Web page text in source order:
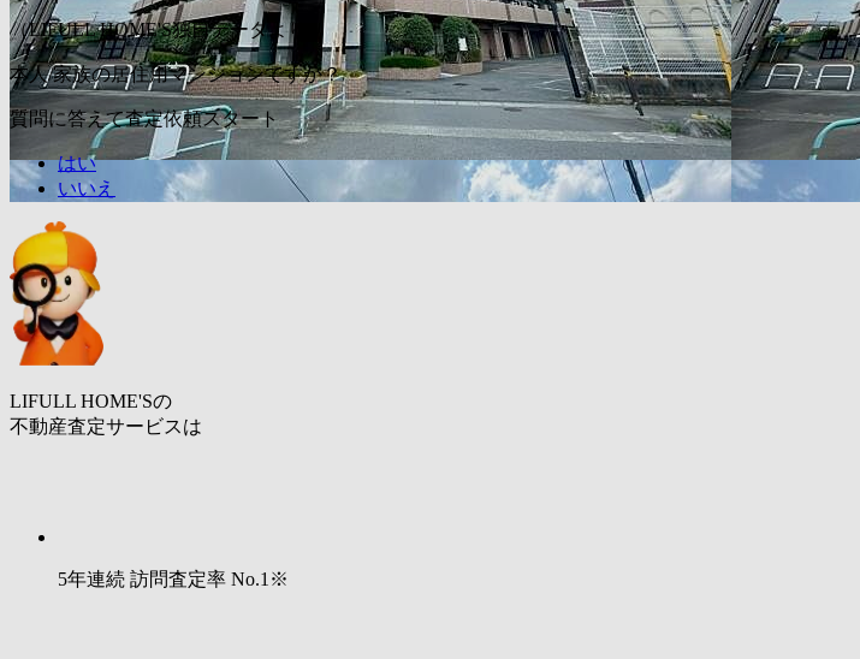
（LIFULL HOME'S独自データより）
本人/家族の居住用マンションですか？
質問に答えて査定依頼スタート
はい
いいえ
LIFULL HOME'Sの
不動産査定サービスは
5年連続 訪問査定率 No.1 ※